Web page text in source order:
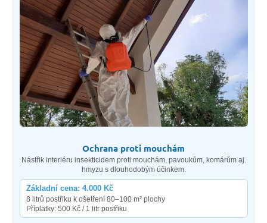
Ochrana proti mouchám
Nástřik interiéru insekticidem proti mouchám, pavoukům, komárům aj.
hmyzu s dlouhodobým účinkem.
Základní cena: 4.000 Kč
8 litrů postřiku k ošetření 80–100 m² plochy
Příplatky: 500 Kč / 1 litr postřiku